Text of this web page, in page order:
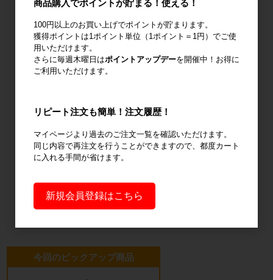
ノーパンクタ
イヤ
作業環境改善 廃棄物減容機
輸送用緩衝材 安全設備
オフィス用
品・衛生用品
今回のピックアップ商品
商品購入でポイントが貯まる！使える！
100円以上のお買い上げでポイントが貯まります。
獲得ポイントは1ポイント単位（1ポイント＝1円）でご使
用いただけます。
さらに毎週木曜日はポイントアップデーを開催中！お得に
ご利用いただけます。
リピート注文も簡単！注文履歴！
マイページより過去のご注文一覧を確認いただけます。
同じ内容で再注文を行うことができますので、都度カート
に入れる手間が省けます。
新規会員登録はこちら